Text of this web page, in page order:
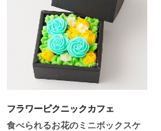
フラワーピクニックカフェ
食べられるお花のミニボックスケ